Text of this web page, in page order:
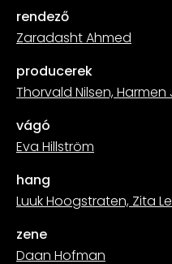
rendező
Zaradasht Ahmed
producerek
Thorvald Nilsen,
vágó
Eva Hillström
hang
Luuk Hoogstraten, Zita
zene
Daan Hofman